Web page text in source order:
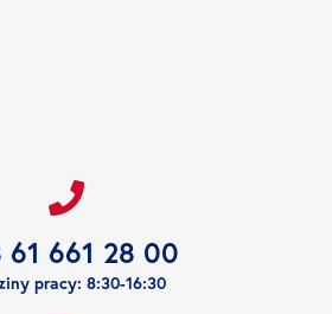
61 661 28 00
pracy: 8:30-16:30